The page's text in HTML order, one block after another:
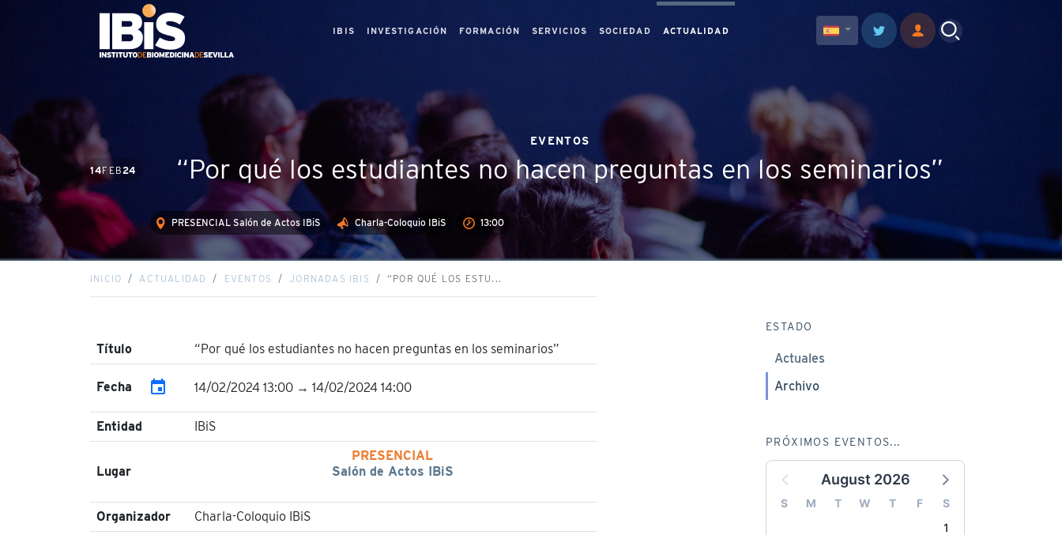
IBIS INVESTIGACIÓN FORMACIÓN SERVICIOS SOCIEDAD ACTUALIDAD
14FEB 24
EVENTOS
“Por qué los estudiantes no hacen preguntas en los seminarios”
PRESENCIAL Salón de Actos IBiS Charla-Coloquio IBiS 13:00
INICIO ACTUALIDAD EVENTOS JORNADAS IBIS “POR QUÉ LOS ESTU...
Título “Por qué los estudiantes no hacen preguntas en los seminarios”
Fecha event 14/02/2024 13:00 → 14/02/2024 14:00
Entidad IBiS
Lugar
PRESENCIAL
Salón de Actos IBiS
Organizador Charla-Coloquio IBiS
ESTADO
Actuales
Archivo
PRÓXIMOS EVENTOS...
August 2026
S M T W T F
S
1